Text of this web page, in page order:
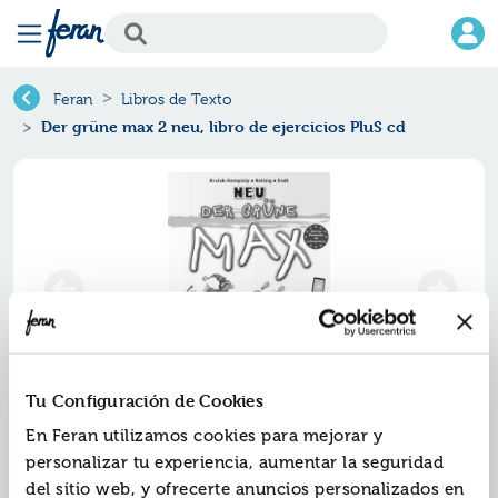
Tu Configuración de Cookies
En Feran utilizamos cookies para mejorar y
personalizar tu experiencia, aumentar la seguridad
del sitio web, y ofrecerte anuncios personalizados en
Feran Libros de Texto
Der grüne max 2 neu, libro de ejercicios PluS cd